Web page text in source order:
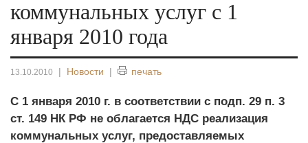
коммунальных услуг с 1
января 2010 года
13.10.2010 | Новости | печать
С 1 января 2010 г. в соответствии с подп. 29 п. 3
ст. 149 НК РФ не облагается НДС реализация
коммунальных услуг, предоставляемых